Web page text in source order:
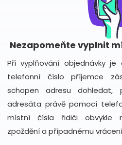
Nezapomeňte vyplnit
Při vyplňování objednávky
telefonní číslo příjemce
schopen adresu dohledat,
adresáta právě pomocí
místní čísla řidiči obvykle
zpoždění a případnému vrácení